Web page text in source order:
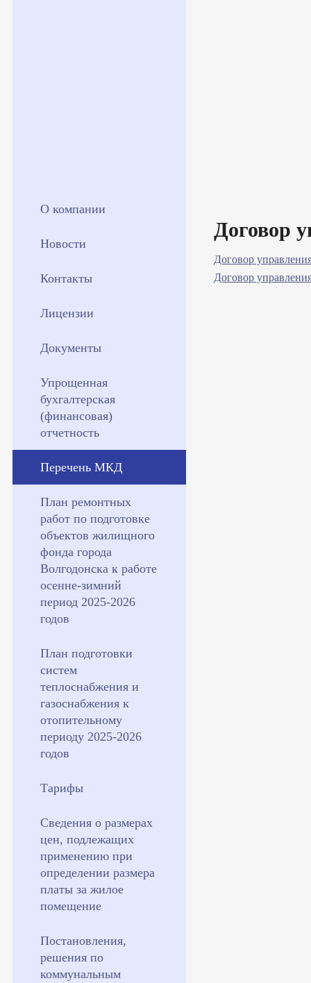
О компании
Новости
Контакты
Лицензии
Документы
Упрощенная
бухгалтерская
(финансовая)
отчетность
Перечень МКД
План ремонтных
работ по подготовке
объектов жилищного
фонда города
Волгодонска к работе
осенне-зимний
период 2025-2026
годов
План подготовки
систем
теплоснабжения и
газоснабжения к
отопительному
периоду 2025-2026
годов
Тарифы
Сведения о размерах
цен, подлежащих
применению при
определении размера
платы за жилое
помещение
Постановления,
решения по
коммунальным
Договор
Договор
Договор